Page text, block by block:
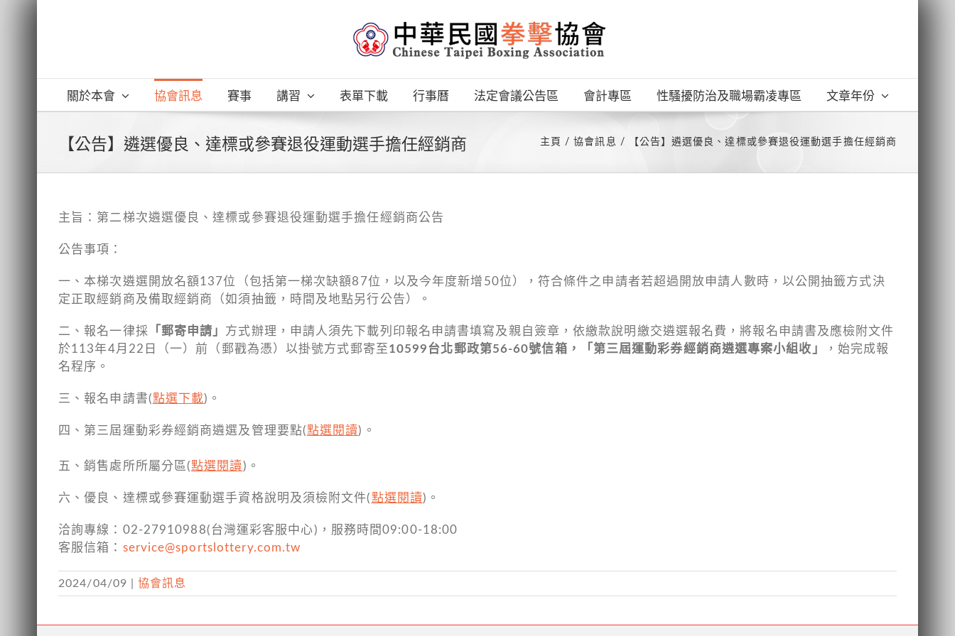
關於本會 協會訊息 賽事 講習 表單下載 行事曆 法定會議公告區 會計專區 性騷擾防治及職場霸凌專區 文章年份
【公告】遴選優良、達標或參賽退役運動選手擔任經銷商 主頁 協會訊息 【公告】遴選優良、達標或參賽退役運動選手擔任經銷商
主旨：第二梯次遴選優良、達標或參賽退役運動選手擔任經銷商公告
公告事項：
一、本梯次遴選開放名額137位（包括第一梯次缺額87位，以及今年度新增50位），符合條件之申請者若超過開放申請人數時，以公開抽籤方式決
定正取經銷商及備取經銷商（如須抽籤，時間及地點另行公告）。
二、報名一律採 「郵寄申請」 方式辦理，申請人須先下載列印報名申請書填寫及親自簽章，依繳款說明繳交遴選報名費，將報名申請書及應檢附文件
於113年4月22日（一）前（郵戳為憑）以掛號方式郵寄至 10599台北郵政第56-60號信箱，「第三屆運動彩券經銷商遴選專案小組收」
，始完成報
名程序。
三、報名申請書(點選下載)。
四、第三屆運動彩券經銷商遴選及管理要點(點選閱讀)。
五、銷售處所所屬分區(點選閱讀 )。
六、優良、達標或參賽運動選手資格說明及須檢附文件(點選閱讀)。
洽詢專線：02-27910988(台灣運彩客服中心)，服務時間09:00-18:00
客服信箱： service@sportslottery.com.tw
2024/04/09 協會訊息